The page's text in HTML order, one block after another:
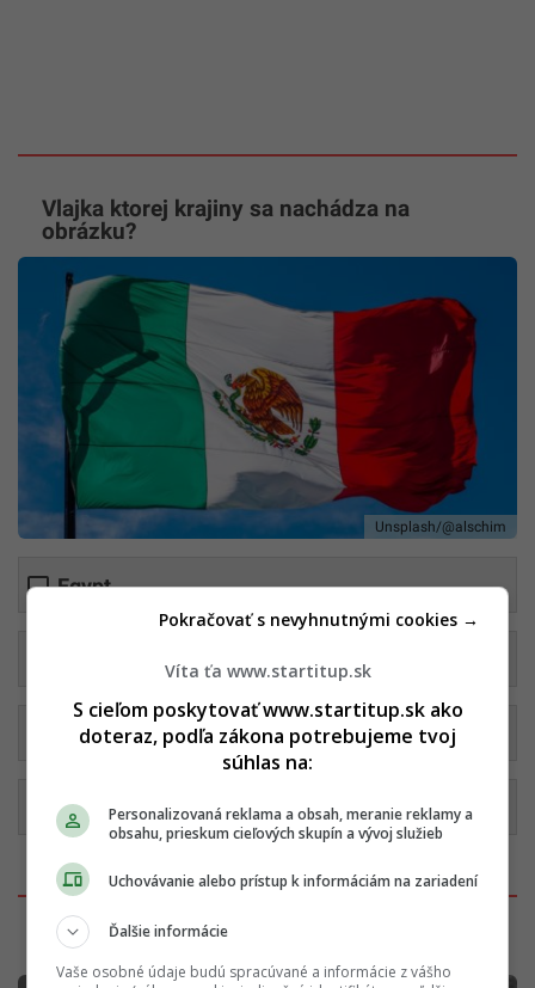
Vlajka ktorej krajiny sa nachádza na
obrázku?
Unsplash/@alschim
Egypt
Rumunsko
Mexiko
Koľko rokov trvala 2. svetová vojna?
Víta ťa www.startitup.sk
S cieľom poskytovať www.startitup.sk ako
doteraz, podľa zákona potrebujeme tvoj
súhlas na:
Personalizovaná reklama a obsah, meranie reklamy a
obsahu, prieskum cieľových skupín a vývoj služieb
Uchovávanie alebo prístup k informáciám na zariadení
Ďalšie informácie
Vaše osobné údaje budú spracúvané a informácie z vášho
Pokračovať s nevyhnutnými cookies →